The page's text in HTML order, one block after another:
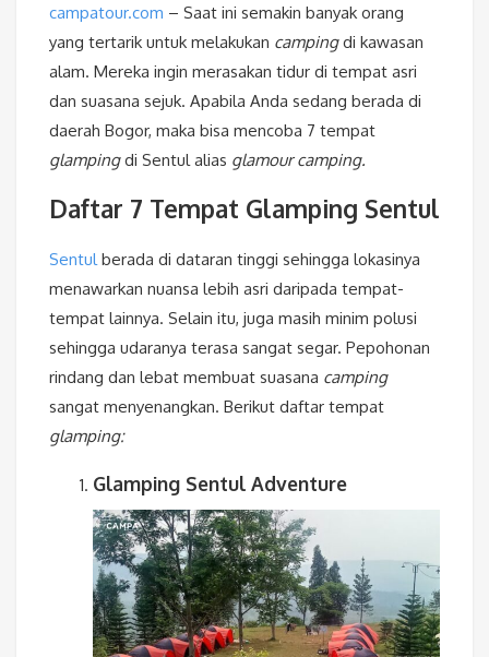
campatour.com – Saat ini semakin banyak orang
yang tertarik untuk melakukan campingdi kawasan
alam. Mereka ingin merasakan tidur di tempat asri
dan suasana sejuk. Apabila Anda sedang berada di
daerah Bogor, maka bisa mencoba 7 tempat
glampingdi Sentul alias glamour camping.
Daftar 7 Tempat Glamping Sentul
Sentulberada di dataran tinggi sehingga lokasinya
menawarkan nuansa lebih asri daripada tempat-
tempat lainnya. Selain itu, juga masih minim polusi
sehingga udaranya terasa sangat segar. Pepohonan
rindang dan lebat membuat suasana camping
sangat menyenangkan. Berikut daftar tempat
glamping:
Glamping Sentul Adventure